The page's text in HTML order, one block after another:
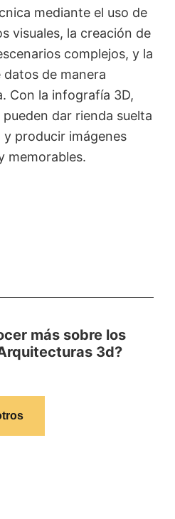
mediante el uso de
visuales, la creación de
complejos, y la
de manera
Con la infografía 3D,
dar rienda suelta
y producir imágenes
memorables.
más sobre los
3d?